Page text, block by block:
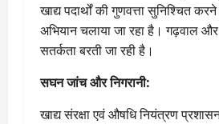
खाद्य पदार्थों की गुणवत्ता सुनिश्चित
अभियान चलाया जा रहा है। गढ़वाल
सतर्कता बरती जा रही है।
सघन जांच और निगरानी:
खाद्य संरक्षा एवं औषधि नियंत्रण